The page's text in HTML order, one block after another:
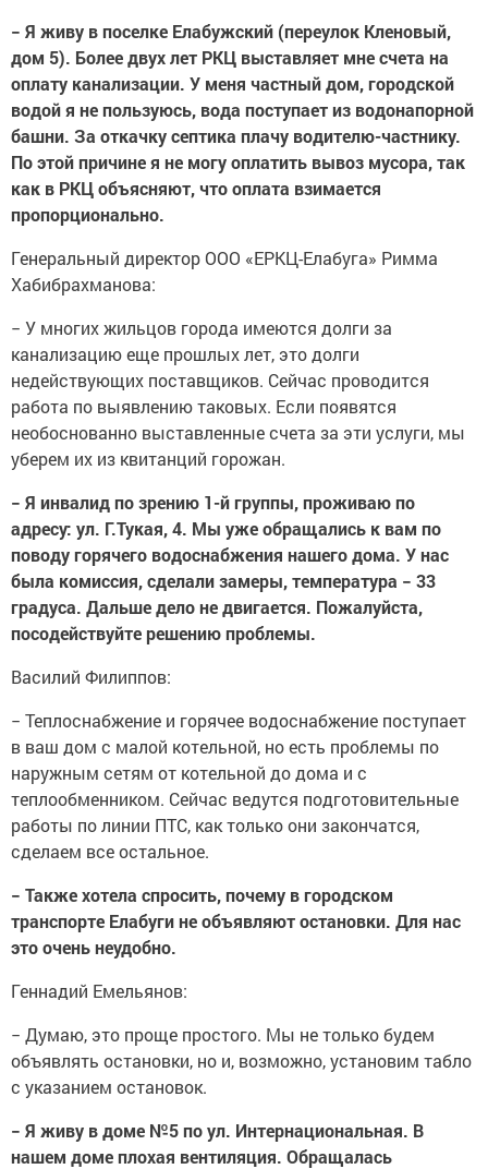
− Я живу в поселке Елабужский (переулок Кленовый,
дом 5). Более двух лет РКЦ выставляет мне счета на
оплату канализации. У меня частный дом, городской
водой я не пользуюсь, вода поступает из водонапорной
башни. За откачку септика плачу водителю-частнику.
По этой причине я не могу оплатить вывоз мусора, так
как в РКЦ объясняют, что оплата взимается
пропорционально.
Генеральный директор ООО «ЕРКЦ-Елабуга» Римма
Хабибрахманова:
− У многих жильцов города имеются долги за
канализацию еще прошлых лет, это долги
недействующих поставщиков. Сейчас проводится
работа по выявлению таковых. Если появятся
необоснованно выставленные счета за эти услуги, мы
уберем их из квитанций горожан.
− Я инвалид по зрению 1-й группы, проживаю по
адресу: ул. Г.Тукая, 4. Мы уже обращались к вам по
поводу горячего водоснабжения нашего дома. У нас
была комиссия, сделали замеры, температура − 33
градуса. Дальше дело не двигается. Пожалуйста,
посодействуйте решению проблемы.
Василий Филиппов:
− Теплоснабжение и горячее водоснабжение поступает
в ваш дом с малой котельной, но есть проблемы по
наружным сетям от котельной до дома и с
теплообменником. Сейчас ведутся подготовительные
работы по линии ПТС, как только они закончатся,
сделаем все остальное.
− Также хотела спросить, почему в городском
транспорте Елабуги не объявляют остановки. Для нас
это очень неудобно.
Геннадий Емельянов:
− Думаю, это проще простого. Мы не только будем
объявлять остановки, но и, возможно, установим табло
с указанием остановок.
− Я живу в доме №5 по ул. Интернациональная. В
нашем доме плохая вентиляция. Обращалась